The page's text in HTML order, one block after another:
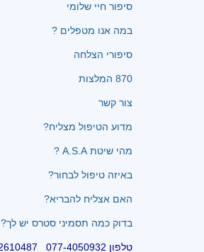
סיפור חיי שלומי
במה אנו מטפלים ?
סיפורי הצלחה
870 המלצות
צור קשר
מדוע הטיפול מצליח?
מהי שיטת A.S.A ?
באיזה טיפול לבחור?
האם אצליח להבריא?
בדוק כמה תסמיני סטרס יש לך?
טלפון 077-4050932 0522610487